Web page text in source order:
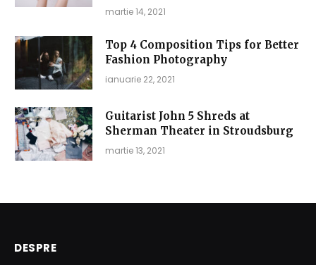
martie 14, 2021
Top 4 Composition Tips for Better
Fashion Photography
ianuarie 22, 2021
Guitarist John 5 Shreds at
Sherman Theater in Stroudsburg
martie 13, 2021
DESPRE